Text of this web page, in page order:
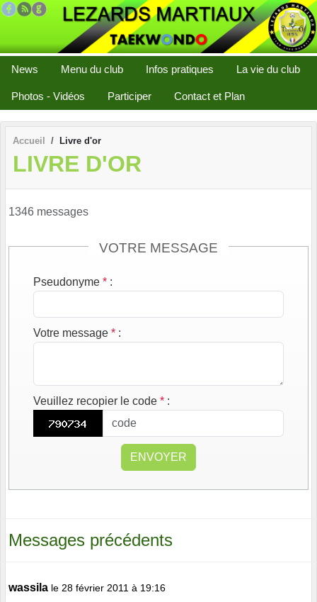
News Menu du club Infos pratiques La vie du club
Photos - Vidéos Participer Contact et Plan
Accueil Livre d'or
LIVRE D'OR
1346 messages
VOTRE MESSAGE
Pseudonyme * :
Votre message * :
Veuillez recopier le code * :
ENVOYER
Messages précédents
wassila le 28 février 2011 à 19:16
Panneau de gestion des cookies